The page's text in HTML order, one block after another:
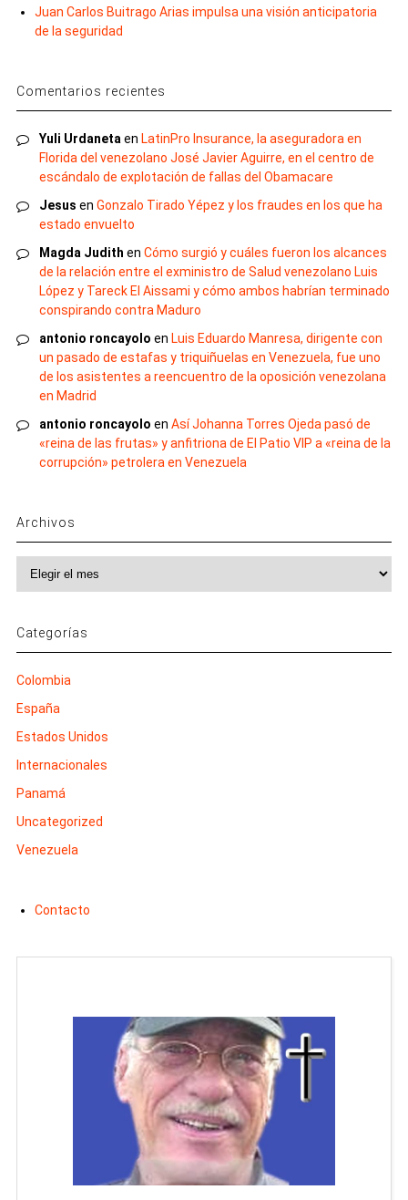
Juan Carlos Buitrago Arias impulsa una visión anticipatoria
de la seguridad
Comentarios recientes
Yuli Urdaneta en LatinPro Insurance, la aseguradora en
Florida del venezolano José Javier Aguirre, en el centro de
escándalo de explotación de fallas del Obamacare
Jesus en Gonzalo Tirado Yépez y los fraudes en los que ha
estado envuelto
Magda Judith en Cómo surgió y cuáles fueron los alcances
de la relación entre el exministro de Salud venezolano Luis
López y Tareck El Aissami y cómo ambos habrían terminado
conspirando contra Maduro
antonio roncayolo en Luis Eduardo Manresa, dirigente con
un pasado de estafas y triquiñuelas en Venezuela, fue uno
de los asistentes a reencuentro de la oposición venezolana
en Madrid
antonio roncayolo en Así Johanna Torres Ojeda pasó de
«reina de las frutas» y anfitriona de El Patio VIP a «reina de la
corrupción» petrolera en Venezuela
Archivos
Categorías
Colombia
España
Estados Unidos
Internacionales
Panamá
Uncategorized
Venezuela
Contacto